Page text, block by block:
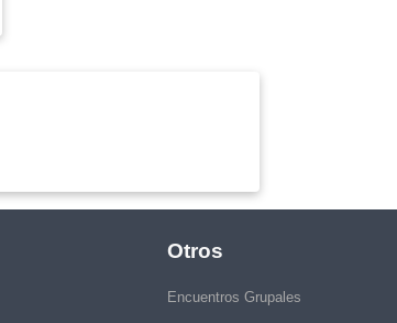
Otros
Encuentros Grupales